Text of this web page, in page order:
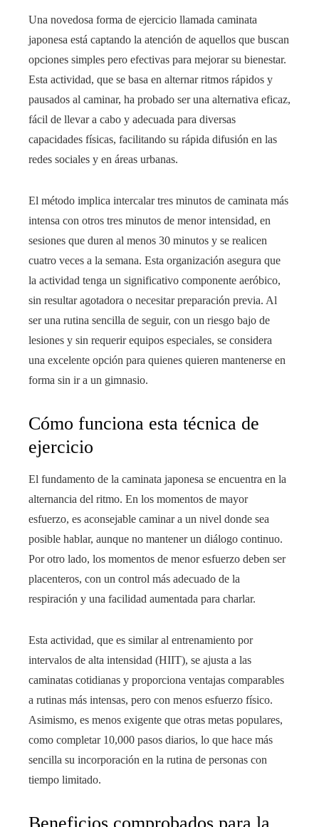
Una novedosa forma de ejercicio llamada caminata
japonesa está captando la atención de aquellos que buscan
opciones simples pero efectivas para mejorar su bienestar.
Esta actividad, que se basa en alternar ritmos rápidos y
pausados al caminar, ha probado ser una alternativa eficaz,
fácil de llevar a cabo y adecuada para diversas
capacidades físicas, facilitando su rápida difusión en las
redes sociales y en áreas urbanas.
El método implica intercalar tres minutos de caminata más
intensa con otros tres minutos de menor intensidad, en
sesiones que duren al menos 30 minutos y se realicen
cuatro veces a la semana. Esta organización asegura que
la actividad tenga un significativo componente aeróbico,
sin resultar agotadora o necesitar preparación previa. Al
ser una rutina sencilla de seguir, con un riesgo bajo de
lesiones y sin requerir equipos especiales, se considera
una excelente opción para quienes quieren mantenerse en
forma sin ir a un gimnasio.
Cómo funciona esta técnica de
ejercicio
El fundamento de la caminata japonesa se encuentra en la
alternancia del ritmo. En los momentos de mayor
esfuerzo, es aconsejable caminar a un nivel donde sea
posible hablar, aunque no mantener un diálogo continuo.
Por otro lado, los momentos de menor esfuerzo deben ser
placenteros, con un control más adecuado de la
respiración y una facilidad aumentada para charlar.
Esta actividad, que es similar al entrenamiento por
intervalos de alta intensidad (HIIT), se ajusta a las
caminatas cotidianas y proporciona ventajas comparables
a rutinas más intensas, pero con menos esfuerzo físico.
Asimismo, es menos exigente que otras metas populares,
como completar 10,000 pasos diarios, lo que hace más
sencilla su incorporación en la rutina de personas con
tiempo limitado.